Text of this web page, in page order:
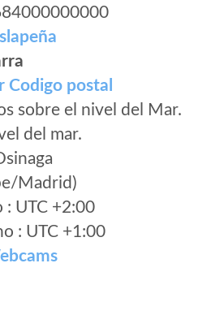
Codigo postal
sobre el nivel del Mar.
del mar.
Madrid)
: UTC +2:00
: UTC +1:00